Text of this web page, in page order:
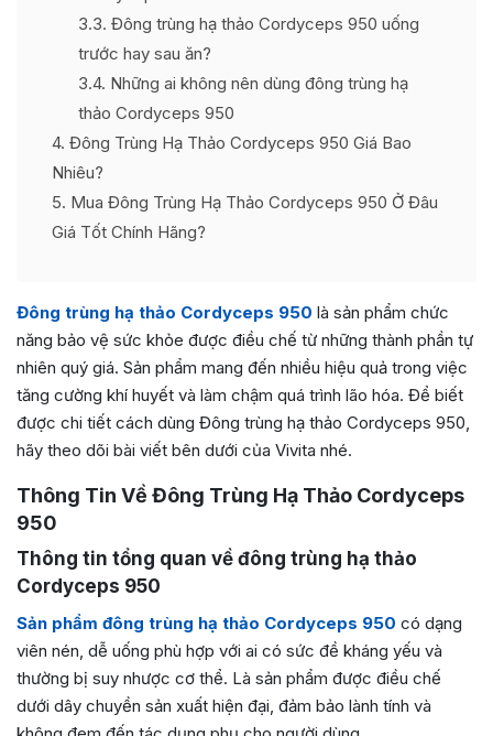
3.3 Đông trùng hạ thảo Cordyceps 950 uống
trước hay sau ăn?
3.4 Những ai không nên dùng đông trùng hạ
thảo Cordyceps 950
4 Đông Trùng Hạ Thảo Cordyceps 950 Giá Bao
Nhiêu?
5 Mua Đông Trùng Hạ Thảo Cordyceps 950 Ở Đâu
Giá Tốt Chính Hãng?
Đông trùng hạ thảo Cordyceps 950 là sản phẩm chức
năng bảo vệ sức khỏe được điều chế từ những thành phần tự
nhiên quý giá. Sản phẩm mang đến nhiều hiệu quả trong việc
tăng cường khí huyết và làm chậm quá trình lão hóa. Để biết
được chi tiết cách dùng Đông trùng hạ thảo Cordyceps 950,
hãy theo dõi bài viết bên dưới của Vivita nhé.
Thông Tin Về Đông Trùng Hạ Thảo Cordyceps
950
Thông tin tổng quan về đông trùng hạ thảo
Cordyceps 950
Sản phẩm đông trùng hạ thảo Cordyceps 950 có dạng
viên nén, dễ uống phù hợp với ai có sức đề kháng yếu và
thường bị suy nhược cơ thể. Là sản phẩm được điều chế
dưới dây chuyền sản xuất hiện đại, đảm bảo lành tính và